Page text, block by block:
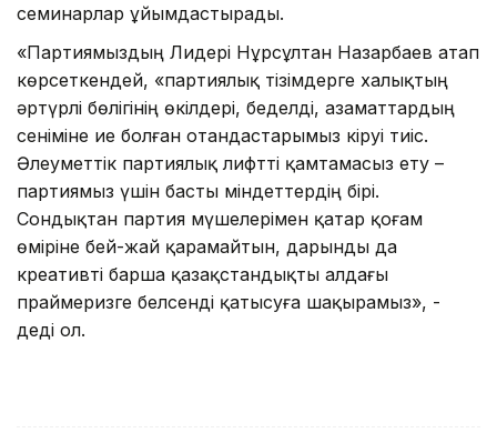
семинарлар ұйымдастырады.
«Партиямыздың Лидері Нұрсұлтан Назарбаев атап
көрсеткендей, «партиялық тізімдерге халықтың
әртүрлі бөлігінің өкілдері, беделді, азаматтардың
сеніміне ие болған отандастарымыз кіруі тиіс.
Әлеуметтік партиялық лифтті қамтамасыз ету –
партиямыз үшін басты міндеттердің бірі.
Сондықтан партия мүшелерімен қатар қоғам
өміріне бей-жай қарамайтын, дарынды да
креативті барша қазақстандықты алдағы
праймеризге белсенді қатысуға шақырамыз», -
деді ол.